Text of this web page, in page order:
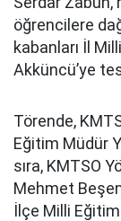
öğrencilere
kabanları İl
Akküncü’ye
Törende,
Eğitim Müdür
sıra, KMTSO
Mehmet
İlçe Milli